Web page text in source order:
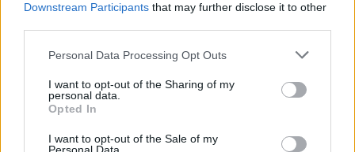
Downstream Participants that may further disclose it to other
Please note that this website/app uses one or more Google
not limited to your visit or usage behaviour. You may click to
grant or deny consent to Google and its third-party tags to
use your data for below specified purposes in below Google
consent section.
Personal Data Processing Opt Outs
I want to opt-out of the Sharing of my
personal data.
Opted In
I want to opt-out of the Sale of my
Paks II.: Mit jelent az 5. blokk új mérföldköve a
felülvizsgálat árnyékában?